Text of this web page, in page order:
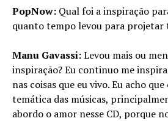
PopNow: Qual foi a inspiração
quanto tempo levou para projetar
Manu Gavassi:Levou mais ou
inspiração? Eu continuo me
nas coisas que eu vivo. Eu acho
temática das músicas,
abordo o amor nesse CD, porque